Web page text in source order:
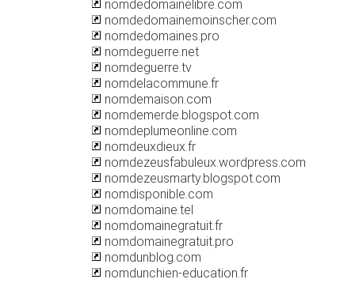
nomdedomainelibre.com
nomdedomainemoinscher.com
nomdedomaines.pro
nomdeguerre.net
nomdeguerre.tv
nomdelacommune.fr
nomdemaison.com
nomdemerde.blogspot.com
nomdeplumeonline.com
nomdeuxdieux.fr
nomdezeusfabuleux.wordpress.com
nomdezeusmarty.blogspot.com
nomdisponible.com
nomdomaine.tel
nomdomainegratuit.fr
nomdomainegratuit.pro
nomdunblog.com
nomdunchien-education.fr